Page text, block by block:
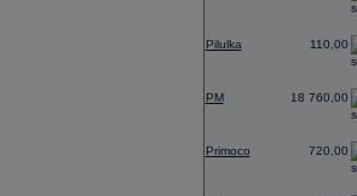
Pilulka 110,00
PM 18 760,00
Primoco 720,00